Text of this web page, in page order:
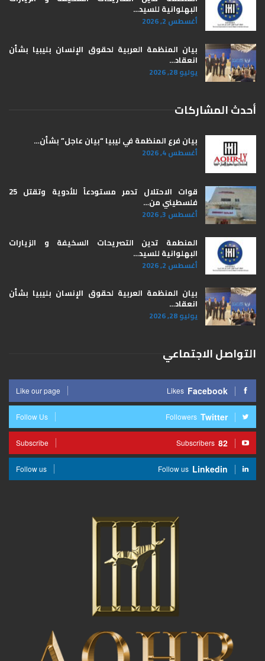
البهلوانية للسيد…
أغسطس 2, 2026
بيان المنظمة العربية لحقوق الإنسان بليبيا ​بشأن
انعقاد…
يوليو 28, 2026
أحدث المشاركات
بيان فرع المنظمة في ليبيا “بيان عاجل” بشأن…
أغسطس 4, 2026
قوات الاحتلال تدمر مستودعاً للأدوية وتقتل 25
فلسطيني من…
أغسطس 3, 2026
المنطمة تدين التصريحات السخيفة و الزيارات
البهلوانية للسيد…
أغسطس 2, 2026
بيان المنظمة العربية لحقوق الإنسان بليبيا ​بشأن
انعقاد…
يوليو 28, 2026
التواصل الاجتماعي
Facebook
Likes
Like our page
Twitter
Followers
Follow Us
82
Subscribers
Subscribe
Linkedin
Follow us
Follow us